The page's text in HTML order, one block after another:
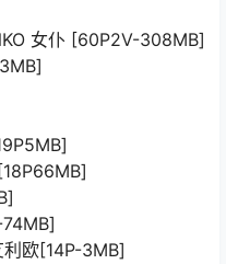
女仆 [60P2V-308MB]
欧[14P-3MB]